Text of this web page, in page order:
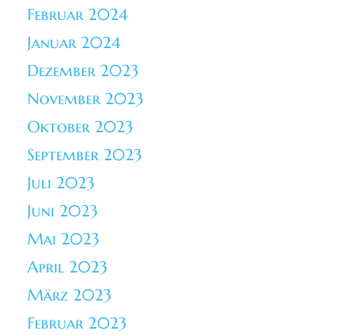
Februar 2024
Januar 2024
Dezember 2023
November 2023
Oktober 2023
September 2023
Juli 2023
Juni 2023
Mai 2023
April 2023
März 2023
Februar 2023